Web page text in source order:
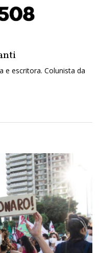
e escritora. Colunista da